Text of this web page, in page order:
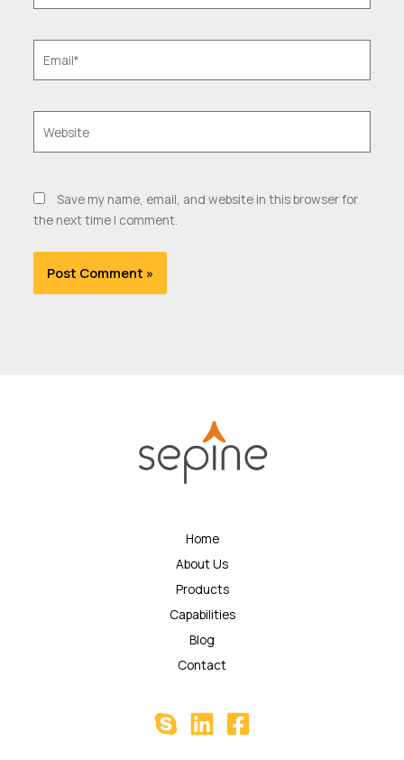
Save my name, email, and website in this browser for
the next time I comment.
Home
About Us
Products
Capabilities
Blog
Contact